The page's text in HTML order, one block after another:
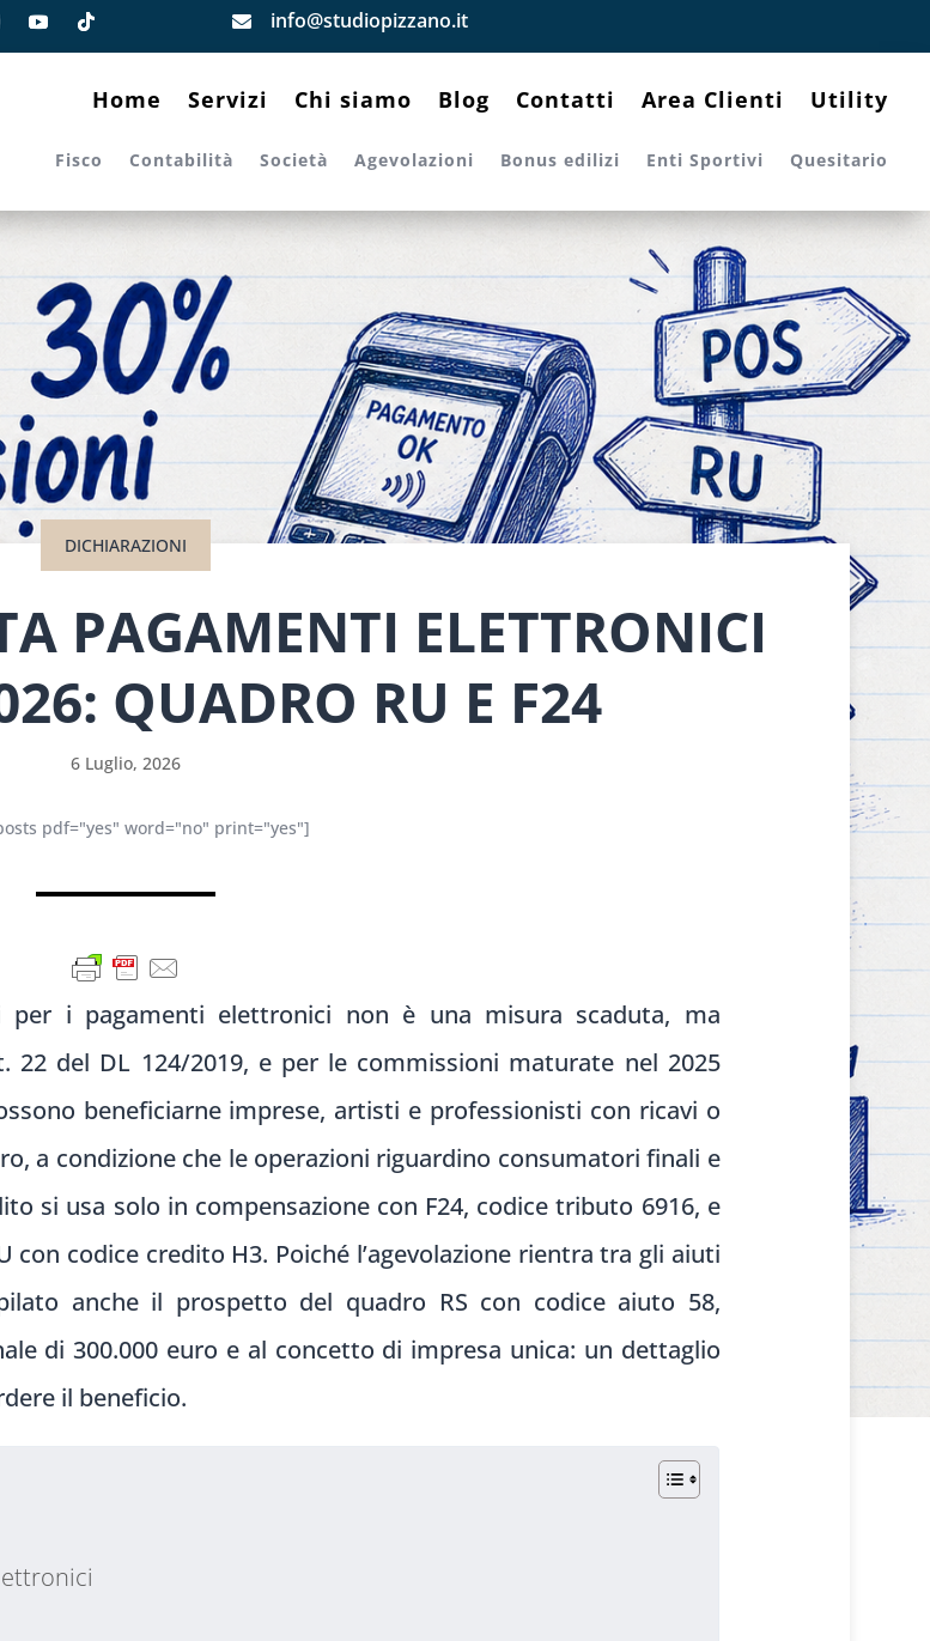
 info@studiopizzano.it
Home Servizi Chi siamo Blog Contatti Area Clienti Utility
Fisco Contabilità Società Agevolazioni Bonus edilizi Enti Sportivi Quesitario
DICHIARAZIONI
PAGAMENTI ELETTRONICI
QUADRO RU E F24
6 Luglio, 2026
pdf="yes" word="no" print="yes"]
i pagamenti elettronici non è una misura scaduta, ma
22 del DL 124/2019, e per le commissioni maturate nel 2025
beneficiarne imprese, artisti e professionisti con ricavi o
a condizione che le operazioni riguardino consumatori finali e
si usa solo in compensazione con F24, codice tributo 6916, e
codice credito H3. Poiché l’agevolazione rientra tra gli aiuti
anche il prospetto del quadro RS con codice aiuto 58,
di 300.000 euro e al concetto di impresa unica: un dettaglio
il beneficio.